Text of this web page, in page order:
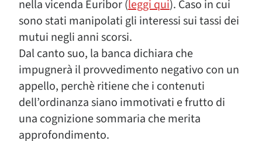
nella vicenda Euribor (leggi qui). Caso in cui
sono stati manipolati gli interessi sui tassi dei
mutui negli anni scorsi.
Dal canto suo, la banca dichiara che
impugnerà il provvedimento negativo con un
appello, perchè ritiene che i contenuti
dell’ordinanza siano immotivati e frutto di
una cognizione sommaria che merita
approfondimento.